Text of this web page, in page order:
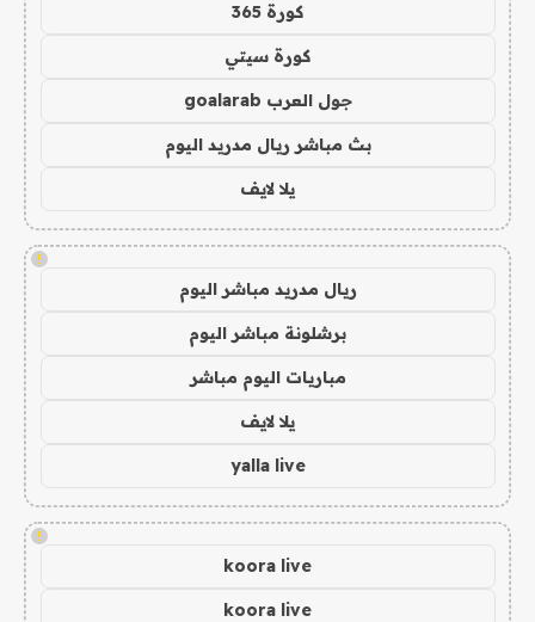
كورة 365
كورة سيتي
جول العرب goalarab
بث مباشر ريال مدريد اليوم
يلا لايف
!
ريال مدريد مباشر اليوم
برشلونة مباشر اليوم
مباريات اليوم مباشر
يلا لايف
yalla live
!
koora live
koora live